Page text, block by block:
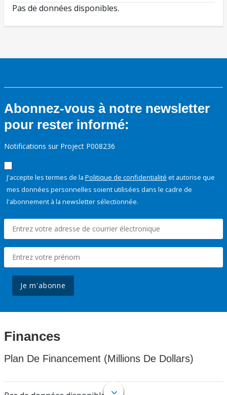
Pas de données disponibles.
Abonnez-vous à notre newsletter
pour rester informé:
Notifications sur Project P008236
J'accepte les termes de la Politique de confidentialité et autorise que
mes données personnelles soient utilisées dans le cadre de
l'abonnement à la newsletter sélectionnée.
Je m'abonne
Finances
Plan De Financement (Millions De Dollars)